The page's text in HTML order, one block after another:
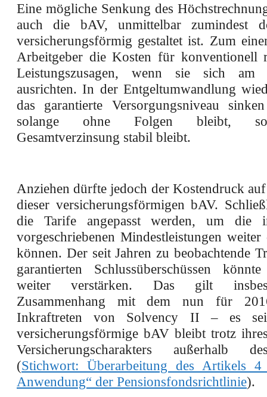
Eine mögliche Senkung des
auch die bAV, unmittelbar zumindest
versicherungsförmig gestaltet ist. Zum
Arbeitgeber die Kosten für konventionell
Leistungszusagen, wenn sie sich am
ausrichten. In der Entgeltumwandlung
das garantierte Versorgungsniveau
solange ohne Folgen bleibt,
Gesamtverzinsung stabil bleibt.
Anziehen dürfte jedoch der Kostendruck
dieser versicherungsförmigen bAV.
die Tarife angepasst werden, um die
vorgeschriebenen Mindestleistungen weiter
können. Der seit Jahren zu beobachtende
garantierten Schlussüberschüssen
weiter verstärken. Das gilt
Zusammenhang mit dem nun für
Inkraftreten von Solvency II – es
versicherungsförmige bAV bleibt trotz
Versicherungscharakters außerhalb
(Stichwort: Überarbeitung des Artikels 4
Anwendung“ der Pensionsfondsrichtlinie).